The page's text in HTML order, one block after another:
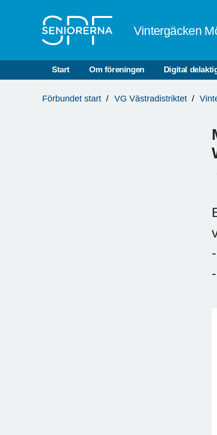
Vintergäcken
Start Om föreningen Digital
är
Förbundet start VG Västradistriktet